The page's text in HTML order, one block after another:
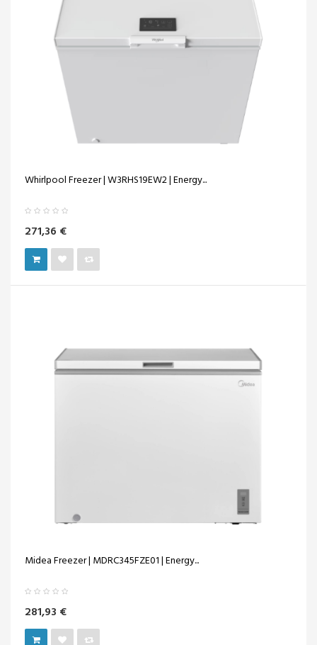
Whirlpool Freezer | W3RHS19EW2 | Energy...
271,36 €
Midea Freezer | MDRC345FZE01 | Energy...
281,93 €